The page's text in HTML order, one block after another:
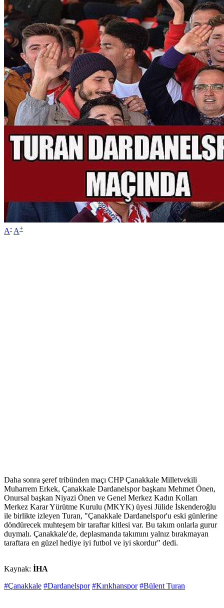
A- A+
Daha sonra şeref tribünden maçı CHP Çanakkale Milletvekili
Muharrem Erkek, Çanakkale Dardanelspor başkanı Mehmet Önen,
Onursal başkan Niyazi Önen ve Genel Merkez Kadın Kolları
Merkez Karar Yürütme Kurulu (MKYK) üyesi Jülide İskenderoğlu
ile birlikte izleyen Turan, "Çanakkale Dardanelspor'u eski günlerine
döndürecek muhteşem bir taraftar kitlesi var. Bu takım onlarla gurur
duymalı. Çanakkale'de, deplasmanda takımını yalnız bırakmayan
taraftara en güzel hediye iyi futbol ve iyi skordur" dedi.
Kaynak: İHA
#Çanakkale #Dardanelspor #Kırıkhanspor #Bülent Turan